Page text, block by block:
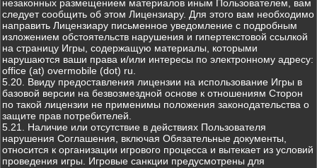
незаконных размещением материалов иным Пользователем, вам
следует сообщить об этом Лицензиару. Для этого вам необходимо
направить Лицензиару письменное уведомление с подробным
изложением обстоятельств нарушения и гипертекстовой ссылкой
на страницу Игры, содержащую материалы, которыми
нарушаются ваши права и/или интересы по электронному адресу:
office (at) overmobile (dot) ru.
5.20. Ввиду предоставления лицензии на использование Игры в
базовой версии на безвозмездной основе к отношениям Сторон
по такой лицензии не применимы положения законодательства о
защите прав потребителей.
5.21. Наличие или отсутствие в действиях Пользователя
нарушения Соглашения, включая Обязательные документы,
относится к организации игрового процесса и вытекает из условий
проведения игры. Игровые санкции предусмотрены для